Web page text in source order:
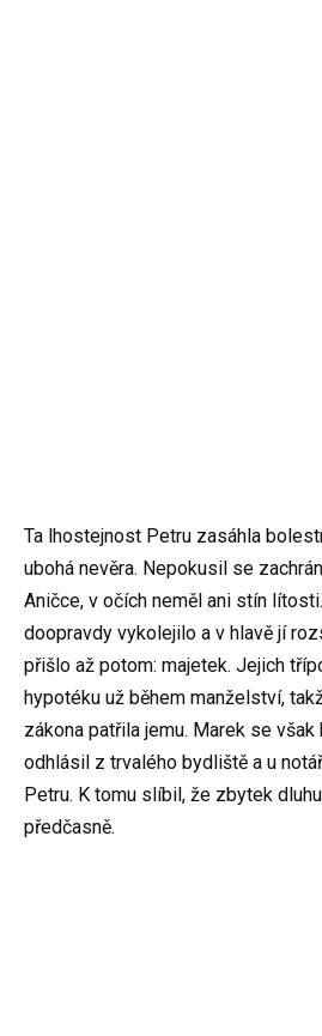
Ta lhostejnost Petru zasáhla
ubohá nevěra. Nepokusil se
Aničce, v očích neměl ani stín
doopravdy vykolejilo a v hlavě jí
přišlo až potom: majetek. Jejich
hypotéku už během manželství,
zákona patřila jemu. Marek se
odhlásil z trvalého bydliště a u
Petru. K tomu slíbil, že zbytek
předčasně.